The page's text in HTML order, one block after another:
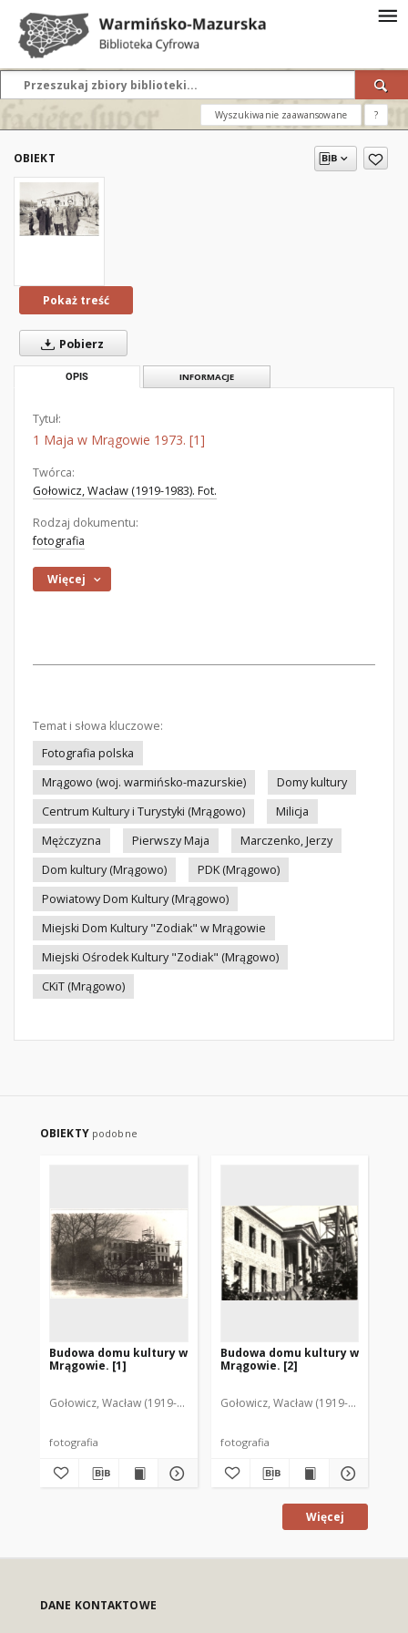
Wyszukiwanie zaawansowane ?
OBIEKT
Pokaż treść
Pobierz
OPIS INFORMACJE
Tytuł:
1 Maja w Mrągowie 1973. [1]
Twórca:
Gołowicz, Wacław (1919-1983). Fot.
Rodzaj dokumentu:
fotografia
Więcej
Temat i słowa kluczowe:
Fotografia polska
Mrągowo (woj. warmińsko-mazurskie)
Domy kultury
Centrum Kultury i Turystyki (Mrągowo)
Milicja
Mężczyzna
Pierwszy Maja
Marczenko, Jerzy
Dom kultury (Mrągowo)
PDK (Mrągowo)
Powiatowy Dom Kultury (Mrągowo)
Miejski Dom Kultury "Zodiak" w Mrągowie
Miejski Ośrodek Kultury "Zodiak" (Mrągowo)
CKiT (Mrągowo)
OBIEKTY podobne
Budowa domu kultury w
Mrągowie. [1]
Gołowicz, Wacław (1919-1983). Fot.
fotografia
Budowa domu kultury w
Mrągowie. [2]
Gołowicz, Wacław (1919-1983). Fot.
fotografia
Więcej
DANE KONTAKTOWE